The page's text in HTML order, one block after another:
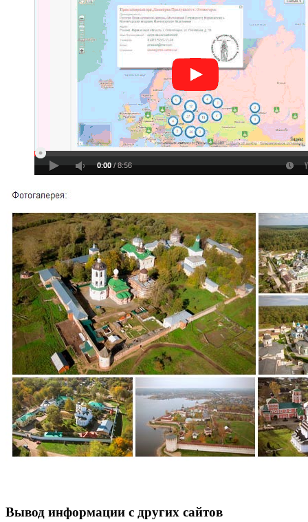
Вывод информации с других сайтов